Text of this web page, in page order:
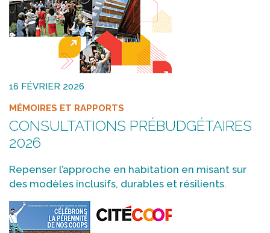
16 FÉVRIER 2026
MÉMOIRES ET RAPPORTS
CONSULTATIONS PRÉBUDGÉTAIRES
2026
Repenser l’approche en habitation en misant sur
des modèles inclusifs, durables et résilients.